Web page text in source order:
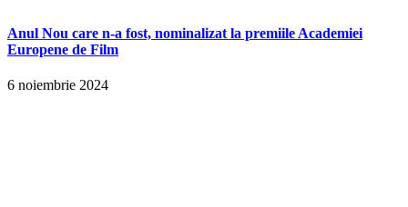
Anul Nou care n-a fost, nominalizat la premiile Academiei
Europene de Film
6 noiembrie 2024